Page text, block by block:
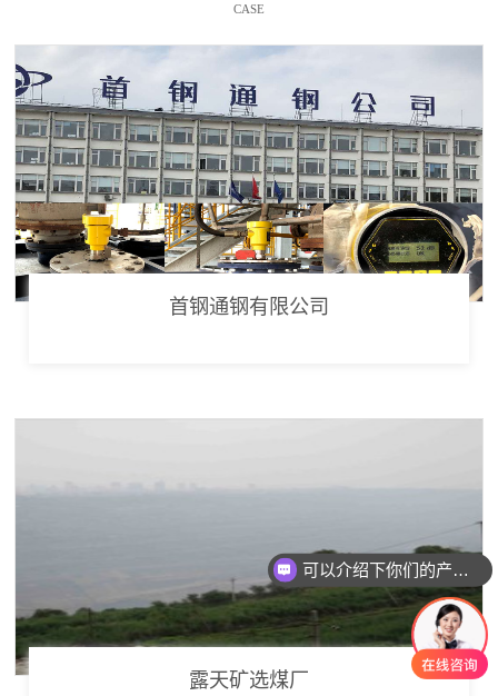
CASE
首钢通钢有限公司
露天矿选煤厂
可以介绍下你们的产品么